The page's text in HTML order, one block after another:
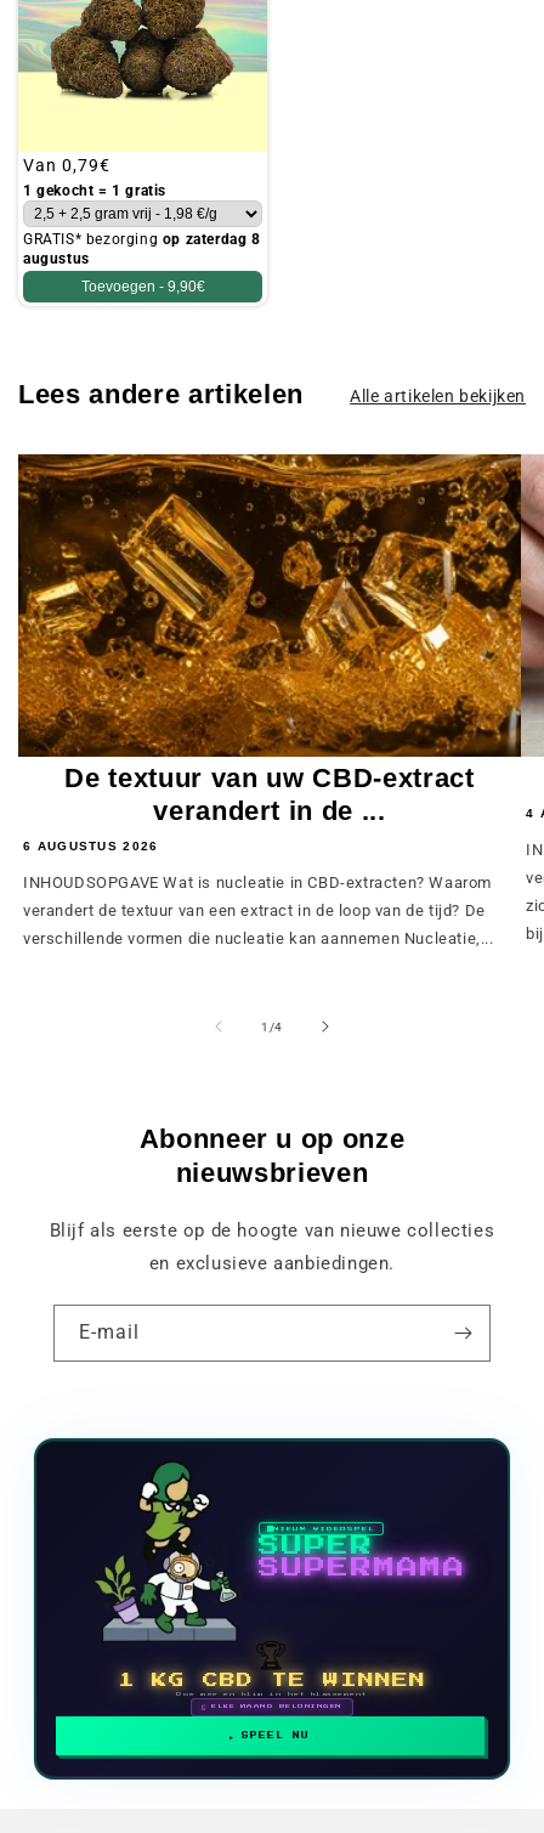
Gebruikelijke
prijs
Van 0,79€
1 gekocht = 1 gratis
GRATIS* bezorging op zaterdag 8
augustus
Toevoegen - 9,90€
Lees andere artikelen Alle artikelen bekijken
De textuur van uw CBD-extract
verandert in de ...
6 AUGUSTUS 2026
INHOUDSOPGAVE Wat is nucleatie in CBD-extracten? Waarom
verandert de textuur van een extract in de loop van de tijd? De
verschillende vormen die nucleatie kan aannemen Nucleatie,...
4
1 /van
4
Abonneer u op onze
nieuwsbrieven
Blijf als eerste op de hoogte van nieuwe collecties
en exclusieve aanbiedingen.
E-mail
NIEUW VIDEOSPEL
SUPER
SUPERMAMA
🏆
1 KG CBD TE WINNEN
Doe mee en klim in het klassement
🗓 ELKE MAAND BELONINGEN
SPEEL NU